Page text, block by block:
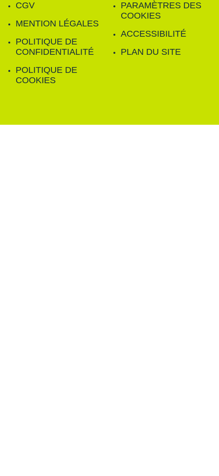
CGV
MENTION LÉGALES
POLITIQUE DE
CONFIDENTIALITÉ
POLITIQUE DE
COOKIES
PARAMÈTRES DES
COOKIES
ACCESSIBILITÉ
PLAN DU SITE